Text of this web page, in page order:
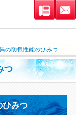
つ
ひみつ
連絡先
の防振性能のひみつ